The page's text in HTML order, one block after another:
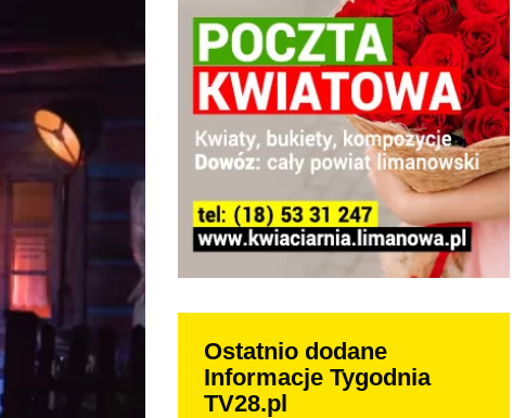
Ostatnio dodane
Informacje Tygodnia
TV28.pl